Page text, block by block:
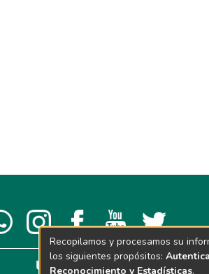
Recopilamos y procesamos su
los siguientes propósitos:
Reconocimiento y Estadísticas.